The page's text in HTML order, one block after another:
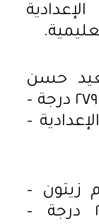
حسن
أحمد – الأولى مكرر بمجموع ٢٧٩ درجة –
–
زيتون –
الأولى مكرر بمجموع ٢٧٩ درجة –